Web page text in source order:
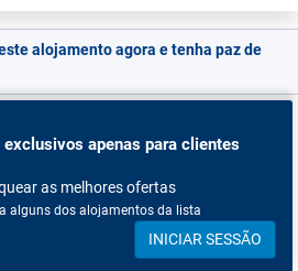
alojamento agora e tenha paz de
exclusivos apenas para clientes
as melhores ofertas
alguns dos alojamentos da lista
INICIAR SESSÃO